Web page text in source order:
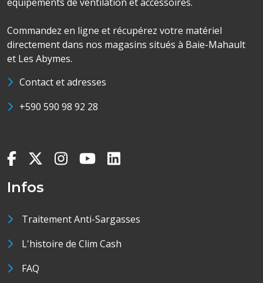
Commandez en ligne et récupérez votre matériel
directement dans nos magasins situés à Baie-Mahault
et Les Abymes.
Contact et adresses
+590 590 98 92 28
Infos
Traitement Anti-Sargasses
L'histoire de Clim Cash
FAQ